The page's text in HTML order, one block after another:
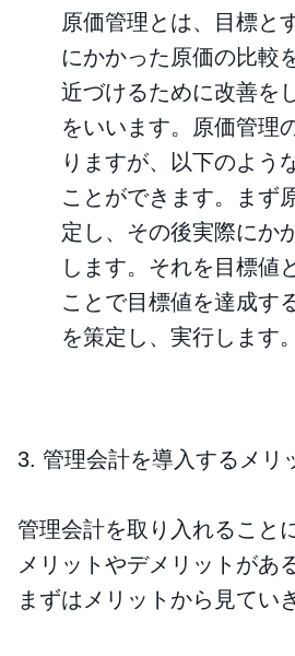
原価管理とは、目標と
にかかった原価の比較
近づけるために改善を
をいいます。原価管理
りますが、以下のよう
ことができます。まず
定し、その後実際にか
します。それを目標値
ことで目標値を達成す
を策定し、実行します。
3. 管理会計を導入するメリ
管理会計を取り入れること
メリットやデメリットがあ
まずはメリットから見てい